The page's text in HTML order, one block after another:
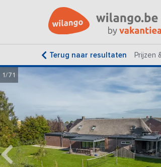
Terug naar resultaten Prijzen
1/71